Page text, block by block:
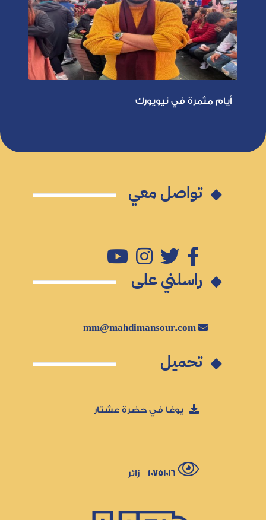
أيام مثمرة في نيويورك
تواصل معي
راسلني على
تحميل
يوغا في حضرة عشتار
10751016 زائر